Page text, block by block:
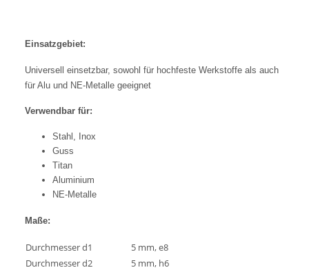
Einsatzgebiet:
Universell einsetzbar, sowohl für hochfeste Werkstoffe als auch
für Alu und NE-Metalle geeignet
Verwendbar für:
Stahl, Inox
Guss
Titan
Aluminium
NE-Metalle
Maße:
Durchmesser d1
5 mm, e8
Durchmesser d2
5 mm, h6